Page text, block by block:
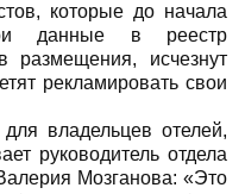
которые до начала
данные в реестр
размещения, исчезнут
рекламировать свои
владельцев отелей,
руководитель отдела
Мозганова: «Это